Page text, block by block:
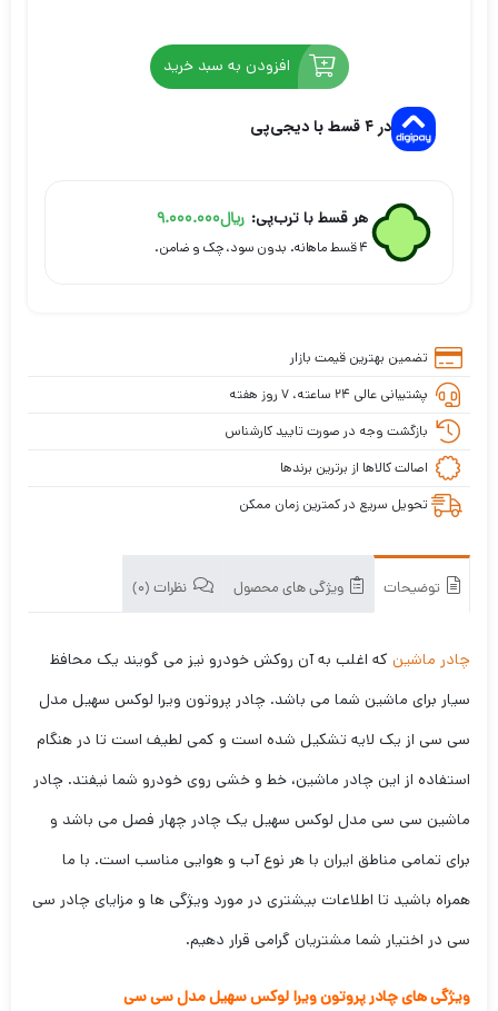
افزودن به سبد خرید
در ۴ قسط با دیجی‌پی
هر قسط با ترب‌پی: ریال9.000.000
۴ قسط ماهانه. بدون سود، چک و ضامن.
تضمین بهترین قیمت بازار
پشتیبانی عالی ۲۴ ساعته، ۷ روز هفته
بازگشت وجه در صورت تایید کارشناس
اصالت کالاها از برترین برندها
تحویل سریع در کمترین زمان ممکن
توضیحات ویژگی های محصول نظرات (0)
چادر ماشین که اغلب به آن روکش خودرو نیز می گویند یک محافظ
سیار برای ماشین شما می باشد. چادر پروتون ویرا لوکس سهیل مدل
سی سی از یک لایه تشکیل شده است و کمی لطیف است تا در هنگام
استفاده از این چادر ماشین، خط و خشی روی خودرو شما نیفتد. چادر
ماشین سی سی مدل لوکس سهیل یک چادر چهار فصل می باشد و
برای تمامی مناطق ایران با هر نوع آب و هوایی مناسب است. با ما
همراه باشید تا اطلاعات بیشتری در مورد ویژگی ها و مزایای چادر سی
سی در اختیار شما مشتریان گرامی قرار دهیم.
ویژگی های چادر پروتون ویرا لوکس سهیل مدل سی سی